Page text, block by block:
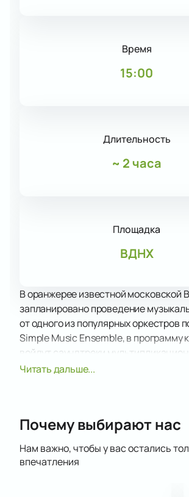
Время
15:00
Длительность
~ 2 часа
Площадка
ВДНХ
В оранжерее известной московской
запланировано проведение
от одного из популярных оркестров
Simple Music Ensemble, в программу
войдут саундтреки
Disney и Pixar.
каждого концерта может меняться
варьируется от двух до тринадцати
Отдельного внимания достоен
Читать дальше...
Почему выбирают нас
Нам важно, чтобы у вас остались
впечатления